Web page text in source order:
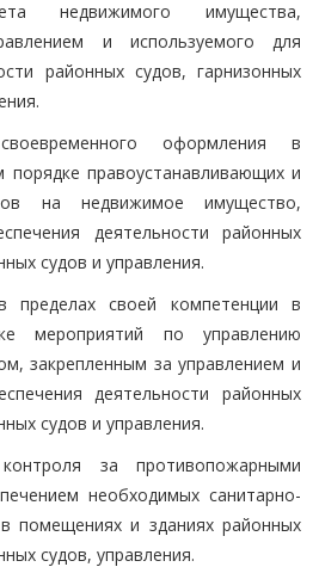
недвижимого имущества,
и используемого для
районных судов, гарнизонных
оформления в
порядке правоустанавливающих и
на недвижимое имущество,
деятельности районных
судов и управления.
пределах своей компетенции в
мероприятий по управлению
закрепленным за управлением и
деятельности районных
судов и управления.
за противопожарными
необходимых санитарно-
в помещениях и зданиях районных
судов, управления.